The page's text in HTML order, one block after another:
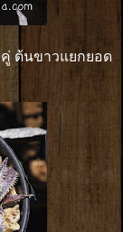
คู่ ต้นขาวแยกยอด